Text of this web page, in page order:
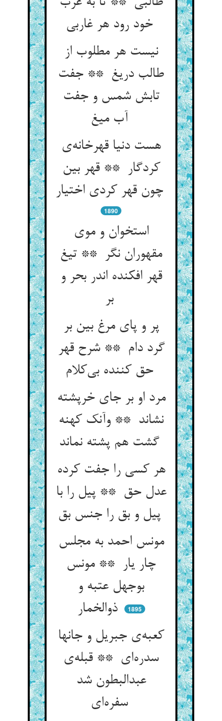
خود رود هر غاربی
نیست هر مطلوب از
طالب دریغ ** جفت
تابش شمس و جفت
هست دنیا قهرخانه‌ی
کردگار ** قهر بین
چون قهر کردی اختیار
1890
استخوان و موی
مقهوران نگر ** تیغ
قهر افکنده اندر بحر و
بر
پر و پای مرغ بین بر
گرد دام ** شرح قهر
حق کننده بی‌کلام
مرد او بر جای خرپشته
نشاند ** وآنک کهنه
گشت هم پشته نماند
هر کسی را جفت کرده
عدل حق ** پیل را با
پیل و بق را جنس بق
مونس احمد به مجلس
چار یار ** مونس
بوجهل عتبه و
ذوالخمار
1895
کعبه‌ی جبریل و جانها
سدره‌ای ** قبله‌ی
عبدالبطون شد
سفره‌ای